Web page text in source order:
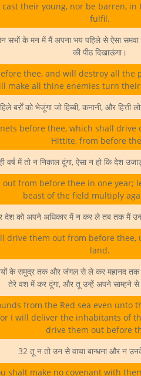
their young, nor be barren,
fulfil.
सभों के मन में मैं अपना भय पहिले से ऐसा
की पीठ दिखाऊंगा।
thee, and will destroy all the
make all thine enemies turn
को भेजूंगा जो हिब्बी, कनानी, और हित्ती
before thee, which shall drive
Hittite, from before
में तो न निकाल दूंगा, ऐसा न हो कि देश
from before thee in one year;
beast of the field multiply
को अपने अधिकार में न कर ले तब तक मैं उन्हें
drive them out from before
land.
के समुद्र तक और जंगल से ले कर महानद तक
तेरे वश में कर दूंगा, और तू उन्हें अपने साम्हने से
from the Red sea even unto
I will deliver the inhabitants of
drive them out before
32 तू न तो उन से वाचा बान्धना और न
shalt make no covenant with